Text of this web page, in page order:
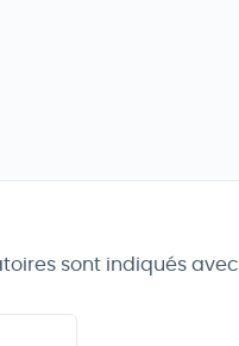
sont indiqués avec